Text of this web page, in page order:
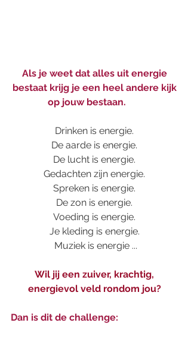
Als je weet dat alles uit energie
bestaat krijg je een heel andere kijk
op jouw bestaan.
Drinken is energie.
De aarde is energie.
De lucht is energie.
Gedachten zijn energie.
Spreken is energie.
De zon is energie.
Voeding is energie.
Je kleding is energie.
Muziek is energie ...
Wil jij een zuiver, krachtig,
energievol veld rondom jou?
Dan is dit de challenge: